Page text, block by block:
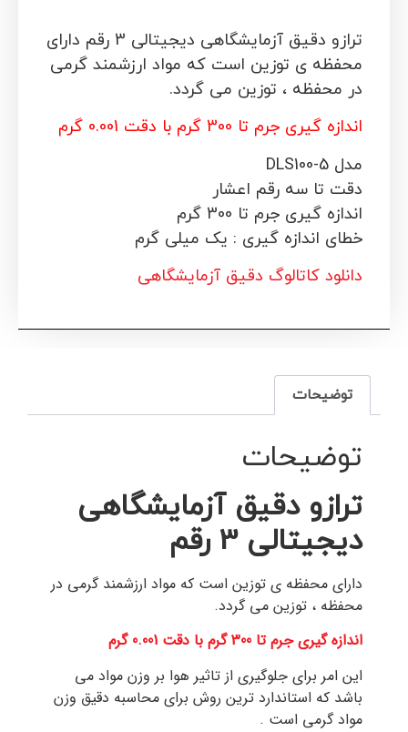
ترازو دقیق آزمایشگاهی دیجیتالی 3 رقم
دارای
محفظه ی توزین است که مواد ارزشمند گرمی
در محفظه ، توزین می گردد.
اندازه گیری جرم تا 300 گرم با دقت 0.001 گرم
مدل DLS100-5
دقت تا سه رقم اعشار
اندازه گیری جرم تا 300 گرم
خطای اندازه گیری : یک میلی گرم
دانلود کاتالوگ دقیق آزمایشگاهی
توضیحات
توضیحات
ترازو دقیق آزمایشگاهی
دیجیتالی 3 رقم
دارای محفظه ی توزین است که مواد ارزشمند گرمی در
محفظه ، توزین می گردد.
اندازه گیری جرم تا 300 گرم با دقت 0.001 گرم
این امر برای جلوگیری از تاثیر هوا بر وزن مواد می
باشد که استاندارد ترین روش برای محاسبه دقیق وزن
مواد گرمی است .